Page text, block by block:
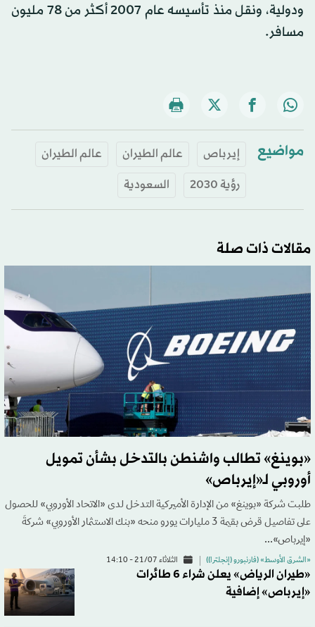
ودولية، ونقل منذ تأسيسه عام 2007 أكثر من 78 مليون
مسافر.
مواضيع إيرباص عالم الطيران
عالم الطيران
رؤية 2030
السعودية
مقالات ذات صلة
«بوينغ» تطالب واشنطن بالتدخل بشأن تمويل
أوروبي لـ«إيرباص»
طلبت شركة «بوينغ» من الإدارة الأميركية التدخل لدى «الاتحاد الأوروبي» للحصول
على تفاصيل قرض بقيمة 3 مليارات يورو منحه «بنك الاستثمار الأوروبي» شركةَ
«إيرباص»...
«الشرق الأوسط» (فارنبورو (إنجلترا)) الثلاثاء 21/07 - 14:10
«طيران الرياض» يعلن شراء 6 طائرات
«إيرباص» إضافية